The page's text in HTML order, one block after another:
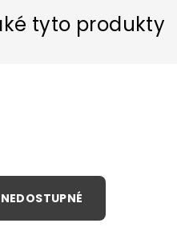
tyto produkty